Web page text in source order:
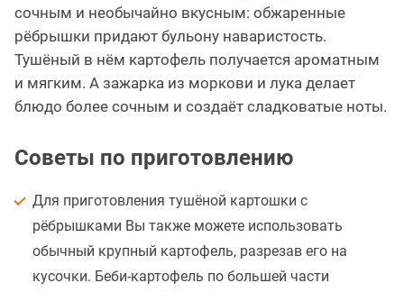
сочным и необычайно вкусным: обжаренные
рёбрышки придают бульону наваристость.
Тушёный в нём картофель получается ароматным
и мягким. А зажарка из моркови и лука делает
блюдо более сочным и создаёт сладковатые ноты.
Советы по приготовлению
Для приготовления тушёной картошки с
рёбрышками Вы также можете использовать
обычный крупный картофель, разрезав его на
кусочки. Беби-картофель по большей части